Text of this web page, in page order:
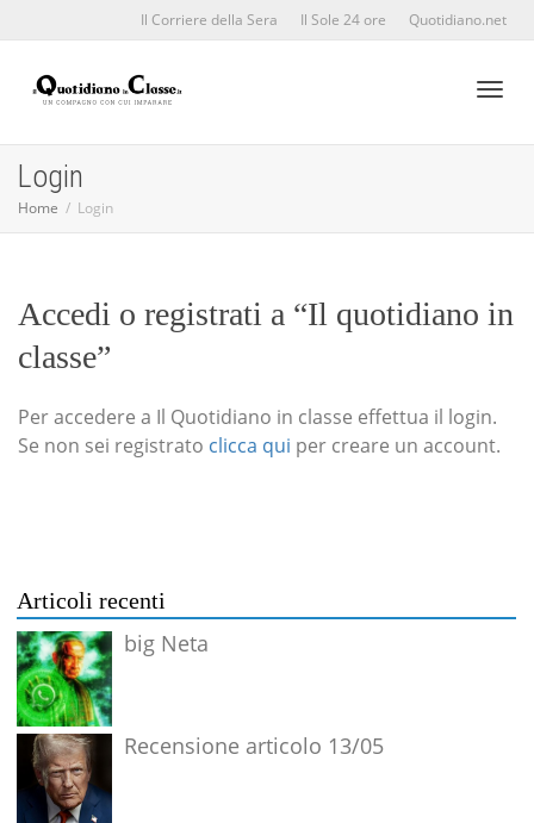
Il Corriere della Sera Il Sole 24 ore Quotidiano.net
Login
Home Login
Accedi o registrati a “Il quotidiano in
classe”
Per accedere a Il Quotidiano in classe effettua il login.
Se non sei registrato clicca qui per creare un account.
Articoli recenti
big Neta
Recensione articolo 13/05